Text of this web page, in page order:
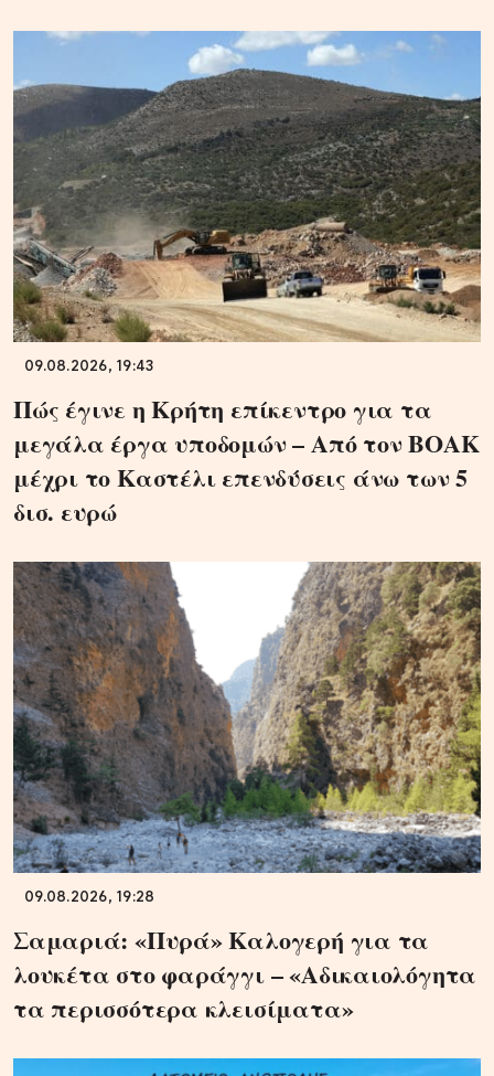
09.08.2026, 19:43
Πώς έγινε η Κρήτη επίκεντρο για τα
μεγάλα έργα υποδομών – Από τον ΒΟΑΚ
μέχρι το Καστέλι επενδύσεις άνω των 5
δισ. ευρώ
09.08.2026, 19:28
Σαμαριά: «Πυρά» Καλογερή για τα
λουκέτα στο φαράγγι – «Αδικαιολόγητα
τα περισσότερα κλεισίματα»